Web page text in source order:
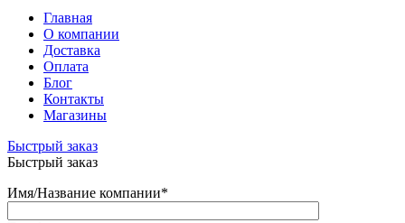
Главная
О компании
Доставка
Оплата
Блог
Контакты
Магазины
Быстрый заказ
Быстрый заказ
Имя/Название компании*